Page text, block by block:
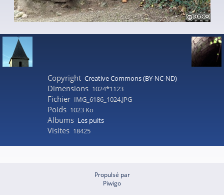
Copyright Creative Commons (BY-NC-ND)
Dimensions 1024*1123
Fichier IMG_6186_1024.JPG
Poids 1023 Ko
Albums Les puits
Visites 18425
Propulsé par
Piwigo